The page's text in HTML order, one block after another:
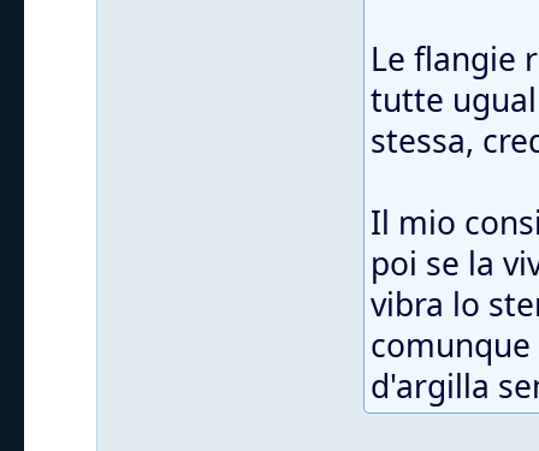
Le flangie
tutte
stessa,
Il mio
poi se la
vibra lo
d'argilla